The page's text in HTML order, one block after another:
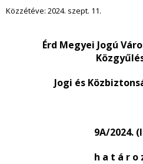
Közzétéve: 2024. szept. 11.
Érd Megyei Jogú
Jogi és
9A/2024.
h a t á r o